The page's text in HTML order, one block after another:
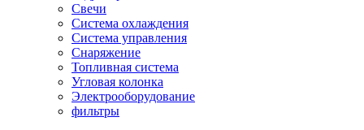
Свечи
Система охлаждения
Система управления
Снаряжение
Топливная система
Угловая колонка
Электрооборудование
фильтры